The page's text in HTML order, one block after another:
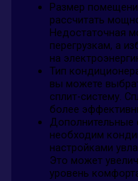
Размер
рассчитать
Недостаточная
перегрузкам, а
на
Тип
вы можете
сплит-систему.
более
необходим
настройками
Это может
уровень